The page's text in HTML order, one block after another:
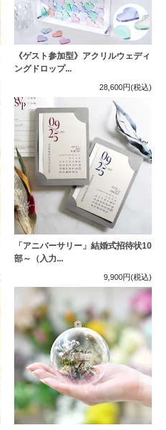
《ゲスト参加型》アクリルウェディ
ングドロップ...
28,600円(税込)
「アニバーサリー」結婚式招待状10
部～（入力...
9,900円(税込)